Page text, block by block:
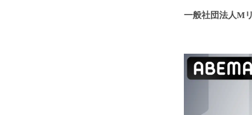
一般社団法人M